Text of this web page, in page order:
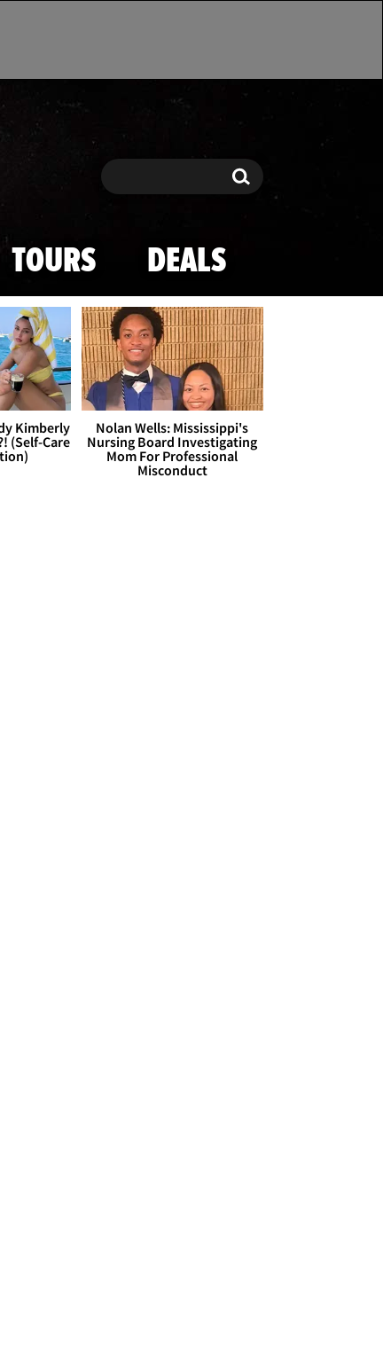
Search Search
TOURS DEALS
Kimberly
(Self-Care
Nolan Wells: Mississippi's
Nursing Board Investigating
Mom For Professional
Misconduct